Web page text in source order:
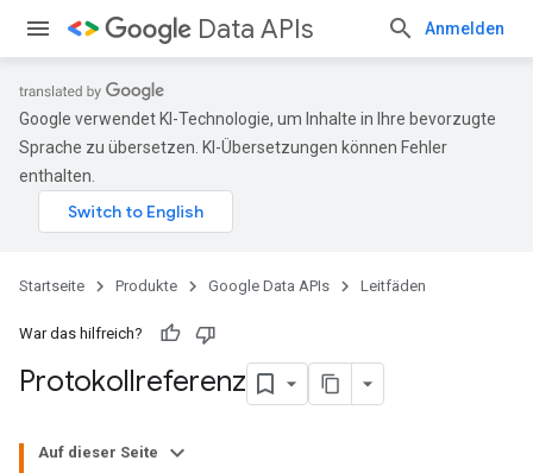
Data APIs Anmelden
Google verwendet KI-Technologie, um Inhalte in Ihre bevorzugte
Sprache zu übersetzen. KI-Übersetzungen können Fehler
enthalten.
Startseite Produkte Google Data APIs Leitfäden
War das hilfreich?
Protokollreferenz
Auf dieser Seite